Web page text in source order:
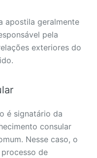
apostila geralmente
pela
exteriores do
é signatário da
consular
Nesse caso, o
de